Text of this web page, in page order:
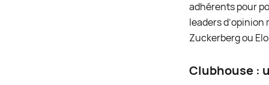
adhérents pour
leaders
Zuckerberg ou
Clubhouse :